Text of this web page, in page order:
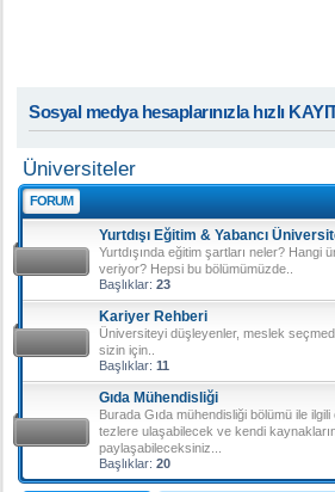
Sosyal medya hesaplarınızla hızlı
Üniversiteler
FORUM
Yurtdışı Eğitim & Yabancı
Yurtdışında eğitim şartları neler? Hangi
veriyor? Hepsi bu bölümümüzde..
Başlıklar: 23
Kariyer Rehberi
Üniversiteyi düşleyenler, meslek
sizin için..
Başlıklar: 11
Gıda Mühendisliği
Burada Gıda mühendisliği bölümü ile
tezlere ulaşabilecek ve kendi
paylaşabileceksiniz...
Başlıklar: 20